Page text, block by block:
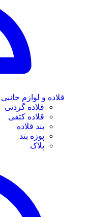
قلاده و لوازم جانبی
قلاده گردنی
قلاده کتفی
بند قلاده
پوزه بند
پلاک